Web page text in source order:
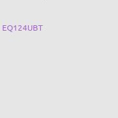
EQ124UBT